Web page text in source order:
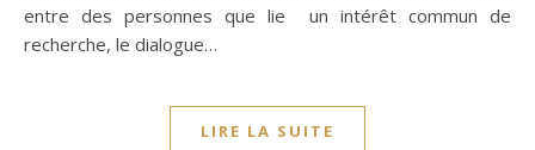
entre des personnes que lie un intérêt commun de
recherche, le dialogue…
LIRE LA SUITE